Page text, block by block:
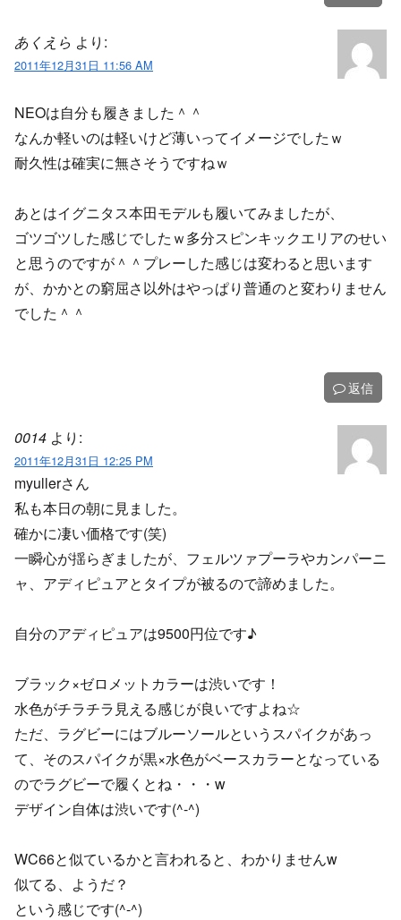
あくえら より:
2011年12月31日 11:56 AM
NEOは自分も履きました＾＾
なんか軽いのは軽いけど薄いってイメージでしたｗ
耐久性は確実に無さそうですねｗ
あとはイグニタス本田モデルも履いてみましたが、
ゴツゴツした感じでしたｗ多分スピンキックエリアのせい
と思うのですが＾＾プレーした感じは変わると思います
が、かかとの窮屈さ以外はやっぱり普通のと変わりません
でした＾＾
返信
0014 より:
2011年12月31日 12:25 PM
myullerさん
私も本日の朝に見ました。
確かに凄い価格です(笑)
一瞬心が揺らぎましたが、フェルツァプーラやカンパーニ
ャ、アディピュアとタイプが被るので諦めました。
自分のアディピュアは9500円位です♪
ブラック×ゼロメットカラーは渋いです！
水色がチラチラ見える感じが良いですよね☆
ただ、ラグビーにはブルーソールというスパイクがあっ
て、そのスパイクが黒×水色がベースカラーとなっている
のでラグビーで履くとね・・・w
デザイン自体は渋いです(^-^)
WC66と似ているかと言われると、わかりませんw
似てる、ようだ？
という感じです(^-^)